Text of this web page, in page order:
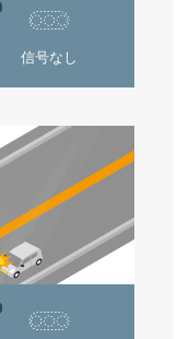
信号なし